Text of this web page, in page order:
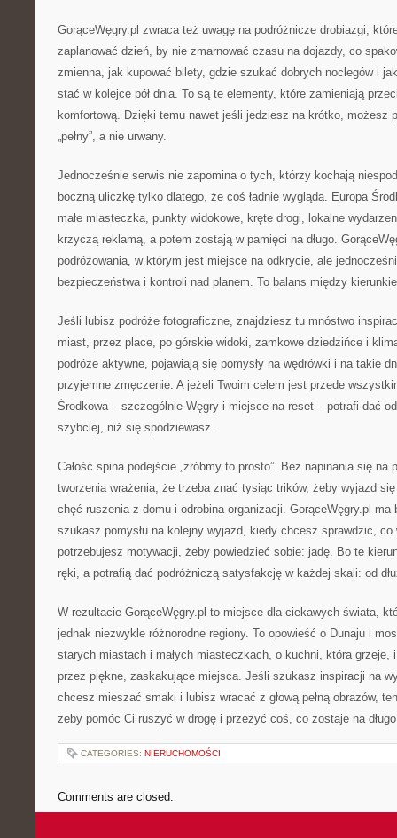
GorąceWęgry.pl zwraca też uwagę na podróżnicze drobiazgi,
zaplanować dzień, by nie zmarnować czasu na dojazdy, co
zmienna, jak kupować bilety, gdzie szukać dobrych noclegów i
stać w kolejce pół dnia. To są te elementy, które zamieniają
komfortową. Dzięki temu nawet jeśli jedziesz na krótko, możesz
„pełny”, a nie urwany.
Jednocześnie serwis nie zapomina o tych, którzy kochają
boczną uliczkę tylko dlatego, że coś ładnie wygląda. Europa
małe miasteczka, punkty widokowe, kręte drogi, lokalne
krzyczą reklamą, a potem zostają w pamięci na długo.
podróżowania, w którym jest miejsce na odkrycie, ale
bezpieczeństwa i kontroli nad planem. To balans między
Jeśli lubisz podróże fotograficzne, znajdziesz tu mnóstwo
miast, przez place, po górskie widoki, zamkowe dziedzińce i
podróże aktywne, pojawiają się pomysły na wędrówki i na takie
przyjemne zmęczenie. A jeżeli Twoim celem jest przede
Środkowa – szczególnie Węgry i miejsce na reset – potrafi dać
szybciej, niż się spodziewasz.
Całość spina podejście „zróbmy to prosto”. Bez napinania się na
tworzenia wrażenia, że trzeba znać tysiąc trików, żeby wyjazd
chęć ruszenia z domu i odrobina organizacji. GorąceWęgry.pl
szukasz pomysłu na kolejny wyjazd, kiedy chcesz sprawdzić,
potrzebujesz motywacji, żeby powiedzieć sobie: jadę. Bo te
ręki, a potrafią dać podróżniczą satysfakcję w każdej skali: od
W rezultacie GorąceWęgry.pl to miejsce dla ciekawych świata,
jednak niezwykle różnorodne regiony. To opowieść o Dunaju i
starych miastach i małych miasteczkach, o kuchni, która grzeje,
przez piękne, zaskakujące miejsca. Jeśli szukasz inspiracji na
chcesz mieszać smaki i lubisz wracać z głową pełną obrazów,
żeby pomóc Ci ruszyć w drogę i przeżyć coś, co zostaje na
CATEGORIES: NIERUCHOMOŚCI
Comments are closed.